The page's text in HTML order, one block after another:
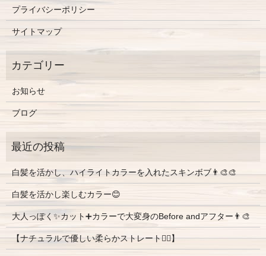
プライバシーポリシー
サイトマップ
お知らせ
ブログ
白髪を活かし、ハイライトカラーを入れたスキンボブ👨‍🎨🎨
白髪を活かし楽しむカラー😊
大人っぽく✨カット➕カラーで大変身のBefore andアフター👨‍🎨
【ナチュラルで優しい柔らかストレート💇‍♀️】